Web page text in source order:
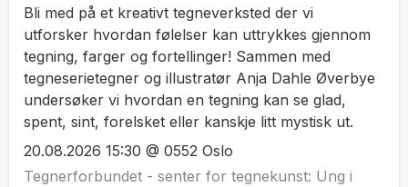
‍Bli med på et kreativt tegneverksted der vi
utforsker hvordan følelser kan uttrykkes gjennom
tegning, farger og fortellinger! Sammen med
tegneserietegner og illustratør Anja Dahle Øverbye
undersøker vi hvordan en tegning kan se glad,
spent, sint, forelsket eller kanskje litt mystisk ut.
20.08.2026 15:30 @ 0552 Oslo
Tegnerforbundet - senter for tegnekunst: Ung i